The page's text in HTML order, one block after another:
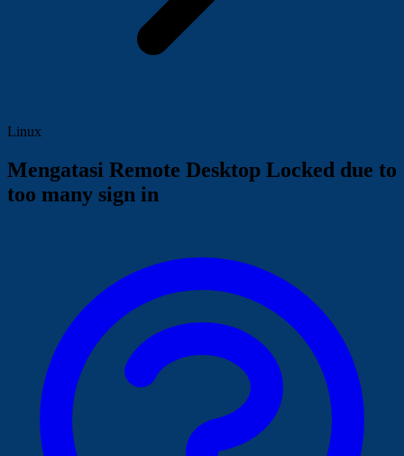
Linux
Mengatasi Remote Desktop Locked due to
too many sign in